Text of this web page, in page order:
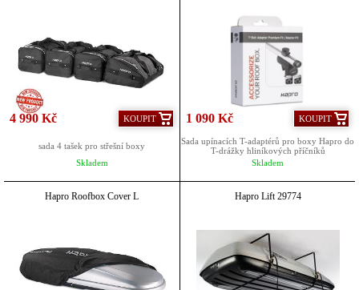
4 990 Kč KOUPIT
sada 4 tašek pro střešní boxy
Skladem
1 090 Kč KOUPIT
Sada upínacích T-adaptérů pro boxy Hapro do
T-drážky hliníkových příčníků
Skladem
Hapro Roofbox Cover L Hapro Lift 29774